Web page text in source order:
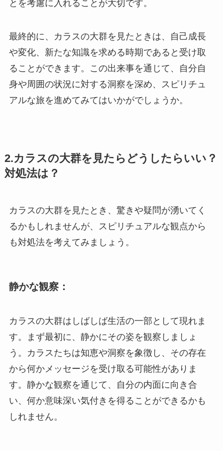
とを考慮に入れることが大切です。
最終的に、カラスの大群を見たときは、自己成長
や変化、新たな知識を求める時期であると受け取
ることができます。この出来事を通じて、自分自
身や周囲の状況に対する洞察を深め、スピリチュ
アルな旅を進めてみてはいかがでしょうか。
2.カラスの大群を見たらどうしたらいい？
対処法は？
カラスの大群を見たとき、驚きや疑問が湧いてく
るかもしれませんが、スピリチュアルな観点から
も対処法を考えてみましょう。
静かな観察：
カラスの大群はしばしば生活の一部として現れま
す。まず最初に、静かにその姿を観察しましょ
う。カラスたちは知恵や洞察を象徴し、その存在
から何かメッセージを受け取る可能性がありま
す。静かな観察を通じて、自分の内面に向き合
い、何か意味深い気付きを得ることができるかも
しれません。